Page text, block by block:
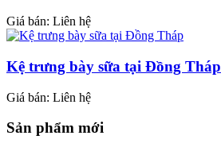
Giá bán: Liên hệ
Kệ trưng bày sữa tại Đồng Tháp
Giá bán: Liên hệ
Sản phẩm mới